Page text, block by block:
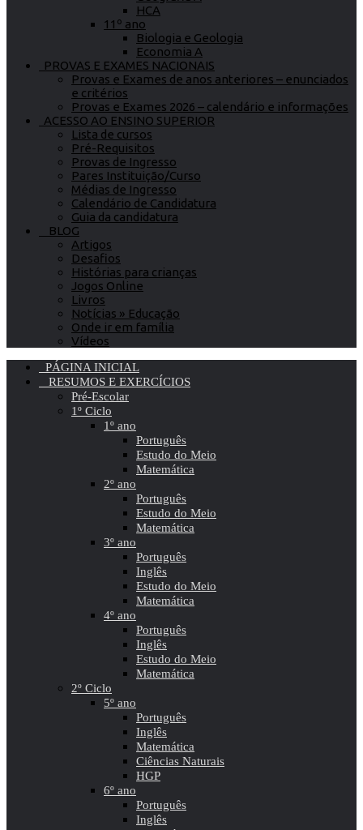
HCA
11º ano
Biologia e Geologia
Economia A
PROVAS E EXAMES NACIONAIS
Provas e Exames de anos anteriores – enunciados
e critérios
Provas e Exames 2026 – calendário e informações
ACESSO AO ENSINO SUPERIOR
Lista de cursos
Pré-Requisitos
Provas de Ingresso
Pares Instituição/Curso
Médias de Ingresso
Calendário de Candidatura
Guia da candidatura
BLOG
Artigos
Desafios
Histórias para crianças
Jogos Online
Livros
Notícias » Educação
Onde ir em família
Vídeos
PÁGINA INICIAL
RESUMOS E EXERCÍCIOS
Pré-Escolar
1º Ciclo
1º ano
Português
Estudo do Meio
Matemática
2º ano
Português
Estudo do Meio
Matemática
3º ano
Português
Inglês
Estudo do Meio
Matemática
4º ano
Português
Inglês
Estudo do Meio
Matemática
2º Ciclo
5º ano
Português
Inglês
Matemática
Ciências Naturais
HGP
6º ano
Português
Inglês